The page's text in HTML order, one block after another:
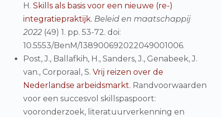
H. Skills als basis voor een nieuwe (re-)
integratiepraktijk. Beleid en maatschappij
2022 (49) 1. pp. 53-72. doi:
10.5553/BenM/138900692022049001006.
Post, J., Ballafkih, H., Sanders, J., Genabeek, J.
van., Corporaal, S. Vrij reizen over de
Nederlandse arbeidsmarkt. Randvoorwaarden
voor een succesvol skillspaspoort:
vooronderzoek, literatuurverkenning en